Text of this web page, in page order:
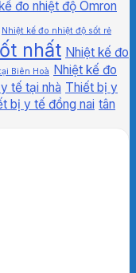
đo nhiệt độ Omron
Nhiệt kế đo nhiệt độ sốt rẻ
nhất Nhiệt kế đo
Biên Hoà Nhiệt kế đo
tế tại nhà Thiết bị y
bị y tế đồng nai tân